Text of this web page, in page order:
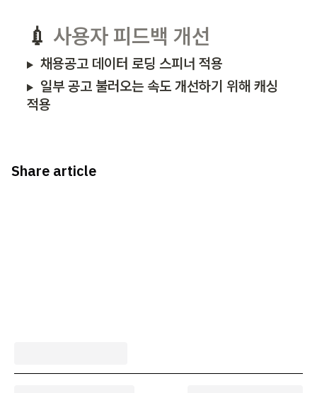
💉 사용자 피드백 개선
채용공고 데이터 로딩 스피너 적용
일부 공고 불러오는 속도 개선하기 위해 캐싱
적용
Share article